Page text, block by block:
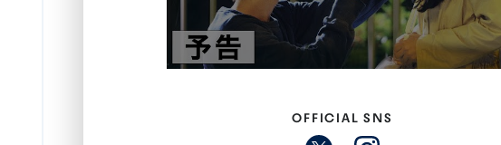
OFFICIAL SNS